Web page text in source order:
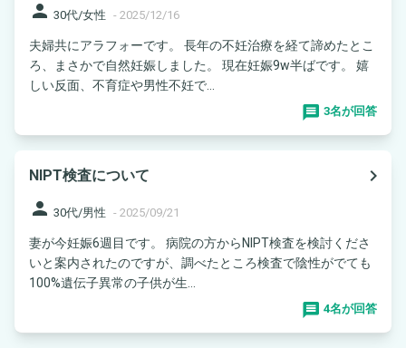
person 30代/女性 - 2025/12/16
夫婦共にアラフォーです。 長年の不妊治療を経て諦めたとこ
ろ、まさかで自然妊娠しました。 現在妊娠9w半ばです。 嬉
しい反面、不育症や男性不妊で...
3名が回答
NIPT検査について
navigate_next
person 30代/男性 - 2025/09/21
妻が今妊娠6週目です。 病院の方からNIPT検査を検討くださ
いと案内されたのですが、調べたところ検査で陰性がでても
100%遺伝子異常の子供が生...
4名が回答